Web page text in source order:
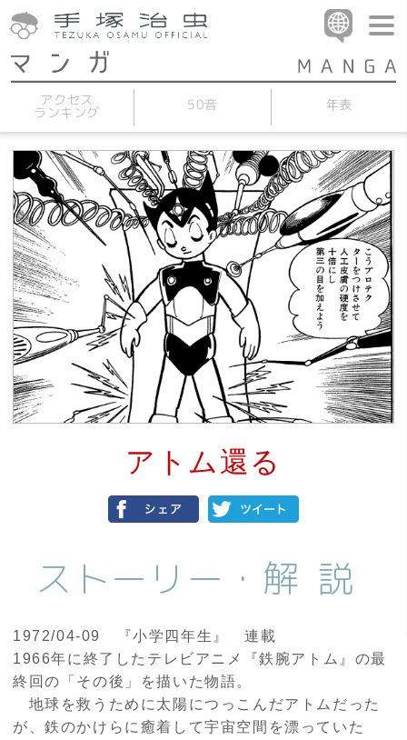
アクセス
ランキング 50音 年表
アトム還る
ストーリー・ 解説
1972/04-09 『小学四年生』 連載
1966年に終了したテレビアニメ『鉄腕アトム』の最
終回の「その後」を描いた物語。
地球を救うために太陽につっこんだアトムだった
が、鉄のかけらに癒着して宇宙空間を漂っていた